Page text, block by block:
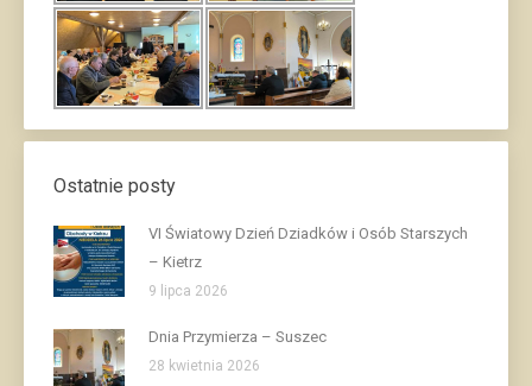
Ostatnie posty
VI Światowy Dzień Dziadków i Osób Starszych
– Kietrz
9 lipca 2026
Dnia Przymierza – Suszec
28 kwietnia 2026